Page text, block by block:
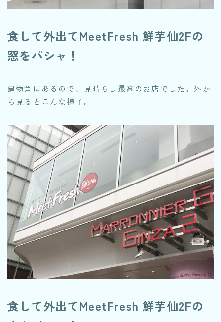
食して外出てMeetFresh 鮮芋仙2Fの
窓をパシャ！
建物角にあるので、見晴らし最高のお店でした。外か
ら見るとこんな様子。
食して外出てMeetFresh 鮮芋仙2Fの